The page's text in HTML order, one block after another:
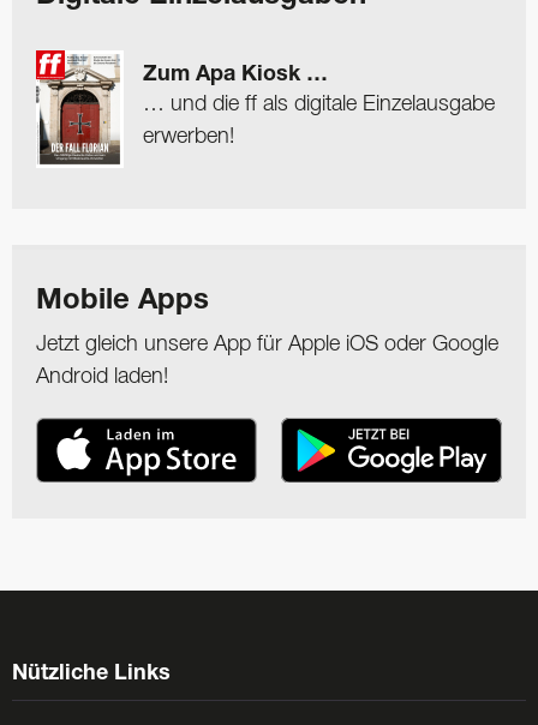
Zum Apa Kiosk …
… und die ff als digitale Einzelausgabe
erwerben!
Mobile Apps
Jetzt gleich unsere App für Apple iOS oder Google
Android laden!
Nützliche Links